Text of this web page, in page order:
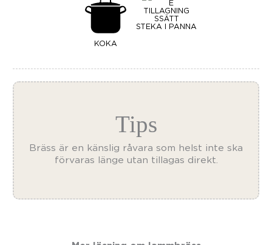
KOKA
STEKA I PANNA
Bräss är en känslig råvara som helst inte ska
förvaras länge utan tillagas direkt.